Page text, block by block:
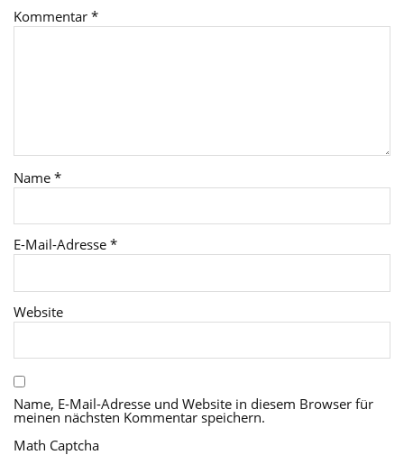
Kommentar*
Name*
E-Mail-Adresse*
Website
Name, E-Mail-Adresse und Website in diesem Browser für
meinen nächsten Kommentar speichern.
Math Captcha